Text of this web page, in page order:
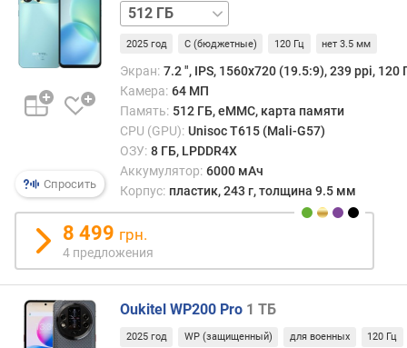
о
е
н
к
а
ц
с
р
а
A
n
Спросить
128 ГБ256 ГБ
2025 год C (бюджетные) 120 Гц нет 3.5 мм
Экран: 7.2 ", IPS, 1560х720 (19.5:9), 239 ppi, 120
Камера: 64 МП
Память: 512 ГБ, eMMC, карта памяти
CPU (GPU): Unisoc T615 (Mali-G57)
ОЗУ: 8 ГБ, LPDDR4X
Аккумулятор: 6000 мАч
Корпус: пластик, 243 г, толщина 9.5 мм
8 499 грн.
4 предложения
Oukitel WP200 Pro 1 ТБ
2025 год WP (защищенный) для военных 120 Гц